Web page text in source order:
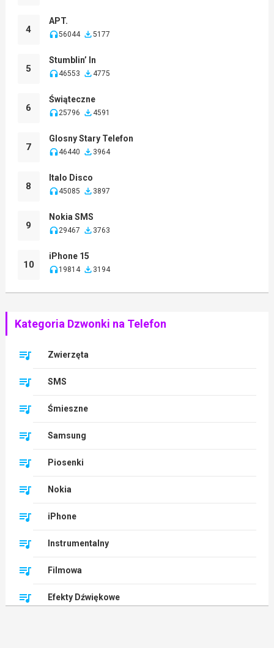
4
APT.
56044 5177
5
Stumblin’ In
46553 4775
6
Świąteczne
25796 4591
7
Glosny Stary Telefon
46440 3964
8
Italo Disco
45085 3897
9
Nokia SMS
29467 3763
10
iPhone 15
19814 3194
Kategoria Dzwonki na Telefon
Zwierzęta
SMS
Śmieszne
Samsung
Piosenki
Nokia
iPhone
Instrumentalny
Filmowa
Efekty Dźwiękowe